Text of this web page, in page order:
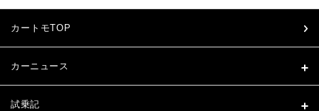
カートモTOP
カーニュース
試乗記